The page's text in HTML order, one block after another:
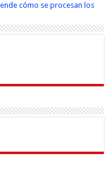
cómo se procesan los